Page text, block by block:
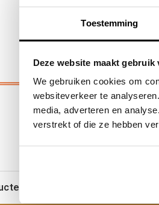
Toestemming
Deze website maakt gebruik
We gebruiken cookies om
websiteverkeer te
media, adverteren en
verstrekt of die ze hebben
Max: €150
22mm /
voor een eerlijke prijs